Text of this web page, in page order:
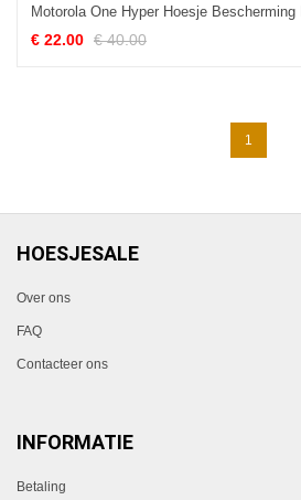
€ 22.00 € 40.00
1
HOESJESALE
Over ons
FAQ
Contacteer ons
INFORMATIE
Betaling